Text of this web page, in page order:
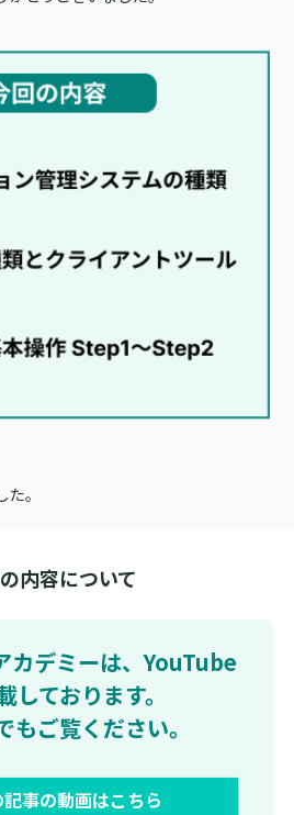
。
内容について
カデミーは、YouTube
しております。
もご覧ください。
事の動画はこちら